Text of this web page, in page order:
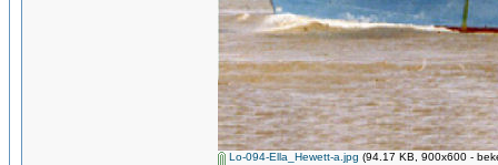
Lo-094-Ella_Hewett-a.jpg (94.17 KB, 900x600 -